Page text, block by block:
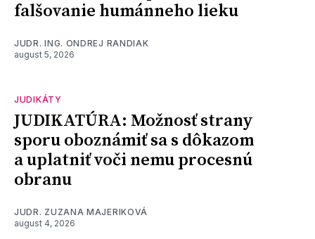
falšovanie humánneho lieku
JUDR. ING. ONDREJ RANDIAK
august 5, 2026
JUDIKÁTY
JUDIKATÚRA: Možnosť strany
sporu oboznámiť sa s dôkazom
a uplatniť voči nemu procesnú
obranu
JUDR. ZUZANA MAJERIKOVÁ
august 4, 2026